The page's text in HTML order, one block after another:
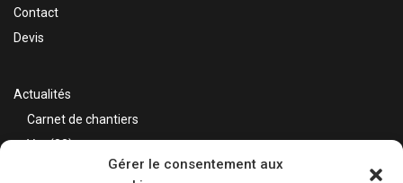
Gérer le consentement aux
Contact
Devis
Actualités
Carnet de chantiers
Var (83)
Alpes Maritimes (06)